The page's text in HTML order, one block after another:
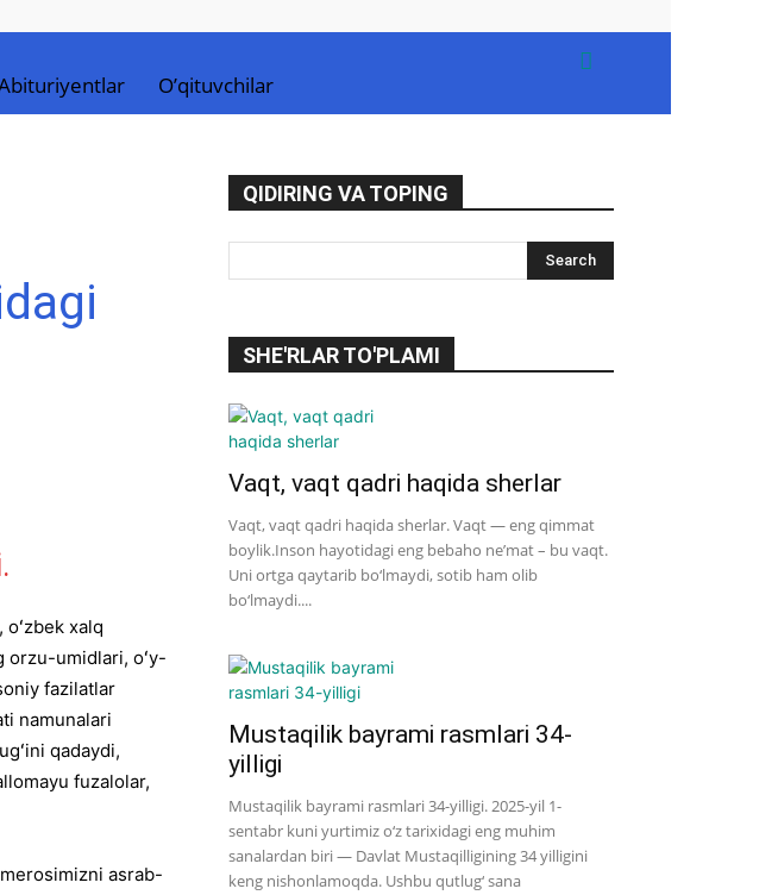
O’qituvchilar
xalq
orzu-umidlari, oʻy-
fazilatlar
namunalari
qadaydi,
fuzalolar,
asrab-
QIDIRING VA TOPING
SHE'RLAR TO'PLAMI
Vaqt, vaqt qadri haqida sherlar
Vaqt, vaqt qadri haqida sherlar. Vaqt — eng qimmat
boylik.Inson hayotidagi eng bebaho ne’mat – bu vaqt.
Uni ortga qaytarib bo‘lmaydi, sotib ham olib
bo‘lmaydi....
Mustaqilik bayrami rasmlari 34-
yilligi
Mustaqilik bayrami rasmlari 34-yilligi. 2025-yil 1-
sentabr kuni yurtimiz o‘z tarixidagi eng muhim
sanalardan biri — Davlat Mustaqilligining 34 yilligini
keng nishonlamoqda. Ushbu qutlug‘ sana